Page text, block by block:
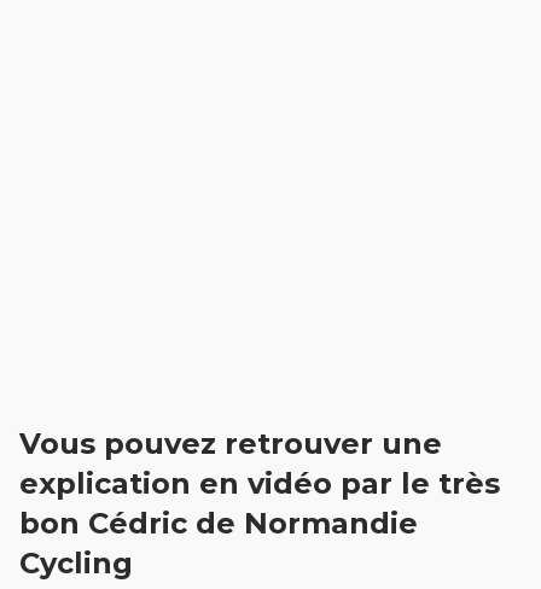
Vous pouvez retrouver une
explication en vidéo par le très
bon Cédric de Normandie
Cycling